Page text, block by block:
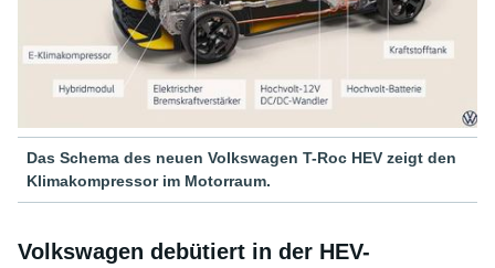
Das Schema des neuen Volkswagen T-Roc HEV zeigt den
Klimakompressor im Motorraum.
Volkswagen debütiert in der HEV-